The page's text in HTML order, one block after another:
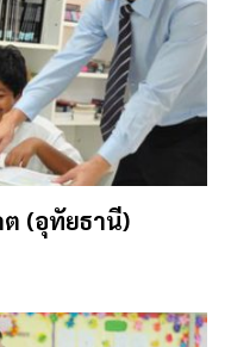
ต (อุทัยธานี)